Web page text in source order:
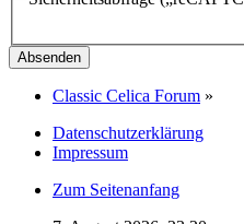
Classic Celica Forum »
Datenschutzerklärung
Impressum
Zum Seitenanfang